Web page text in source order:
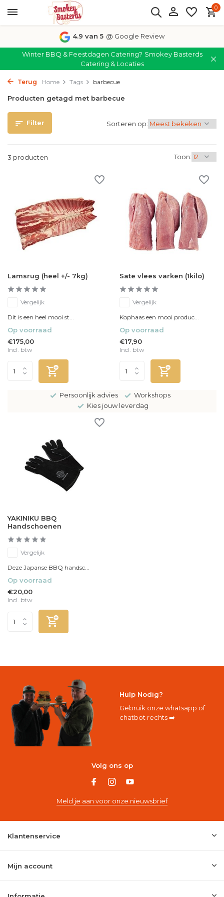
0
4.9 van 5 @ Google Review
Winter BBQ & Feestdagen Catering? Smokey Basterds
Catering & Locaties
Terug Home Tags barbecue
Producten getagd met barbecue
Filter
3 producten Toon:
Sorteren op:
Lamsrug (heel +/- 7kg)
Vergelijk
Dit is een heel mooi st...
Op voorraad
€175,00
Incl. btw
Sate vlees varken (1kilo)
Vergelijk
Kophaas een mooi produc...
Op voorraad
€17,90
Incl. btw
Persoonlijk advies
Workshops
Kies jouw leverdag
YAKINIKU BBQ
Handschoenen
Vergelijk
Deze Japanse BBQ handsc...
Op voorraad
€20,00
Incl. btw
Hulp Nodig?
Gebruik onze whatsapp of
chatbot rechts ➡️
Volg ons op
Meld je aan voor onze nieuwsbrief
Klantenservice
Mijn account